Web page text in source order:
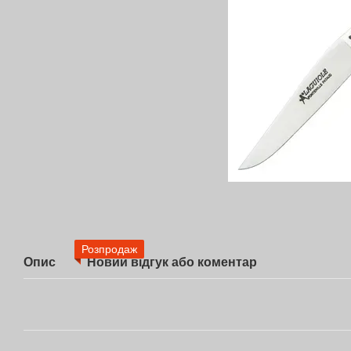
Розпродаж
Опис Новий відгук або коментар